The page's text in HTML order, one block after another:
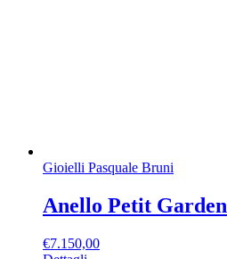
Gioielli Pasquale Bruni
Anello Petit Garden
€7.150,00